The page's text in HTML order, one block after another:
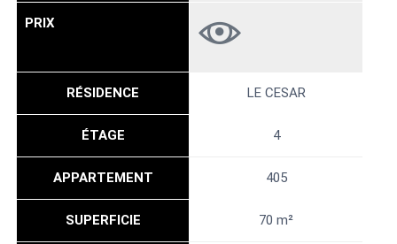
PRIX
RÉSIDENCE LE CESAR
ÉTAGE 4
APPARTEMENT 405
SUPERFICIE 70 m²